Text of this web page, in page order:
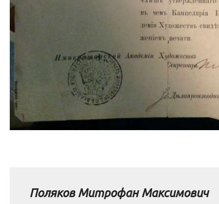
Поляков Митрофан Максимович